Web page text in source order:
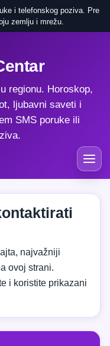
i telefonskog poziva. Pre
zemlju i mrežu.
regionu. Horoskop,
ljubavni saveti i
SMS poruke ili
najvažniji
ovoj strani.
i koristite prikazani